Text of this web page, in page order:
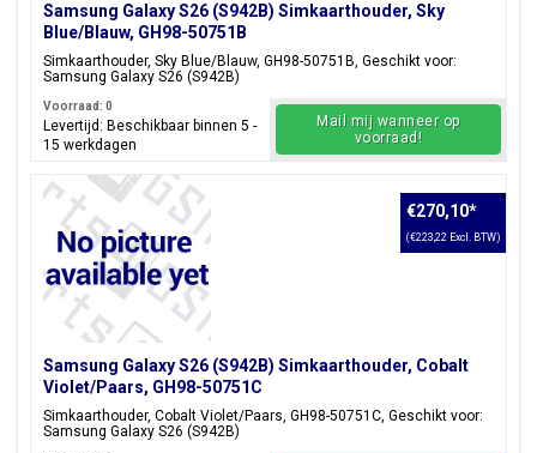
Samsung Galaxy S26 (S942B) Simkaarthouder, Sky
Blue/Blauw, GH98-50751B
Simkaarthouder, Sky Blue/Blauw, GH98-50751B, Geschikt voor:
Samsung Galaxy S26 (S942B)
Voorraad: 0
Levertijd: Beschikbaar binnen 5 -
15 werkdagen
Mail mij wanneer op
voorraad!
Samsung Galaxy S26 (S942B) Simkaarthouder, Cobalt
Violet/Paars, GH98-50751C
Simkaarthouder, Cobalt Violet/Paars, GH98-50751C, Geschikt voor:
Samsung Galaxy S26 (S942B)
€270,10*
(€223,22 Excl. BTW)